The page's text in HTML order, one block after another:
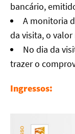
bancário,
A monitoria
da visita, o
No dia da
trazer o
Ingressos: